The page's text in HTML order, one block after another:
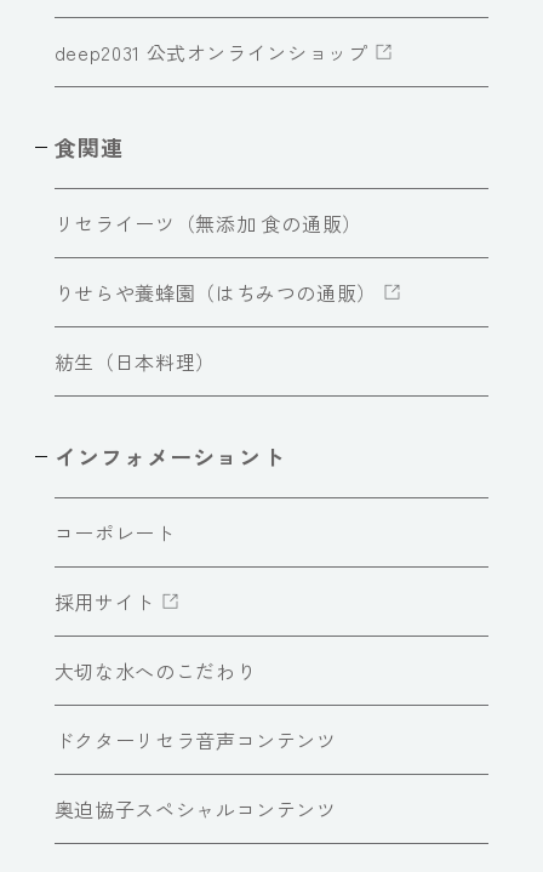
deep2031 公式オンラインショップ
食関連
リセライーツ（無添加 食の通販）
りせらや養蜂園（はちみつの通販）
紡生（日本料理）
インフォメーショント
コーポレート
採用サイト
大切な水へのこだわり
ドクターリセラ音声コンテンツ
奥迫協子スペシャルコンテンツ